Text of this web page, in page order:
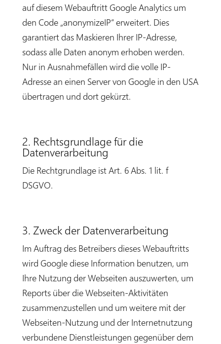
auf diesem Webauftritt Google Analytics um
den Code „anonymizeIP“ erweitert. Dies
garantiert das Maskieren Ihrer IP-Adresse,
sodass alle Daten anonym erhoben werden.
Nur in Ausnahmefällen wird die volle IP-
Adresse an einen Server von Google in den USA
übertragen und dort gekürzt.
2. Rechtsgrundlage für die
Datenverarbeitung
Die Rechtgrundlage ist Art. 6 Abs. 1 lit. f
DSGVO.
3. Zweck der Datenverarbeitung
Im Auftrag des Betreibers dieses Webauftritts
wird Google diese Information benutzen, um
Ihre Nutzung der Webseiten auszuwerten, um
Reports über die Webseiten-Aktivitäten
zusammenzustellen und um weitere mit der
Webseiten-Nutzung und der Internetnutzung
verbundene Dienstleistungen gegenüber dem